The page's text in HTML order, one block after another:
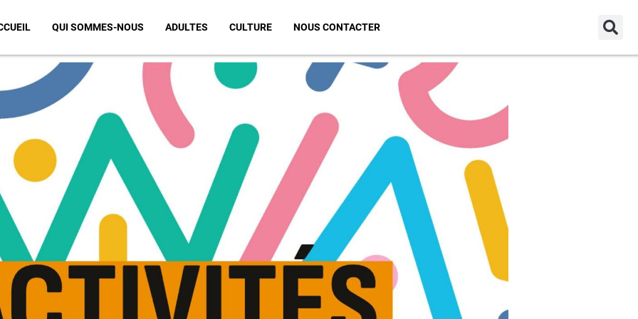
QUI SOMMES-NOUS ADULTES CULTURE NOUS CONTACTER